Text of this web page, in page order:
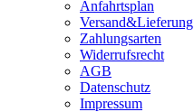
Anfahrtsplan
Versand&Lieferung
Zahlungsarten
Widerrufsrecht
AGB
Datenschutz
Impressum